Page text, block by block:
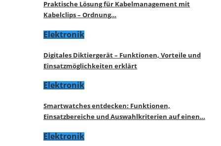
Praktische Lösung für Kabelmanagement mit
Kabelclips – Ordnung…
Elektronik
Digitales Diktiergerät – Funktionen, Vorteile und
Einsatzmöglichkeiten erklärt
Elektronik
Smartwatches entdecken: Funktionen,
Einsatzbereiche und Auswahlkriterien auf einen…
Elektronik